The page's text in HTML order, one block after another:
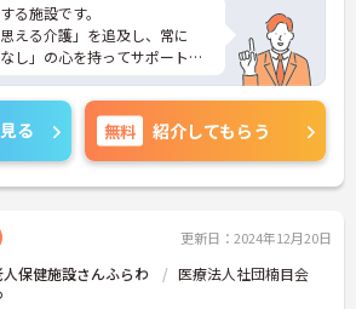
る施設です。
える介護」を追及し、常に
し」の心を持ってサポートし
通勤にも大変便利な立地です。
接対策ポイントなど、さらに
すのでお気軽にご相談くださ
る 無料 紹介してもらう
更新日：2024年12月20日
保健施設さんふらわ
医療法人社団楠目会